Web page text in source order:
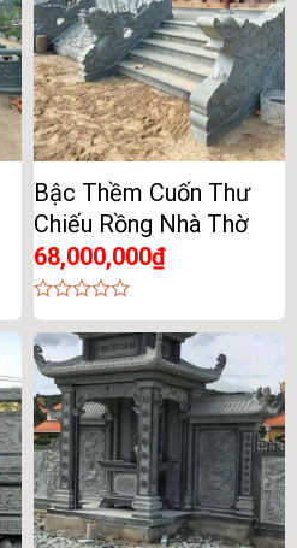
Bậc Thềm Cuốn Thư
Chiếu Rồng Nhà Thờ
68,000,000₫
0
out
of
5